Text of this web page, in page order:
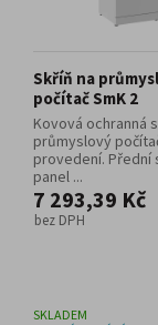
Skříň na
počítač SmK 2
Kovová ochranná
průmyslový
provedení. Přední
panel ...
7 293,39 Kč
bez DPH
SKLADEM